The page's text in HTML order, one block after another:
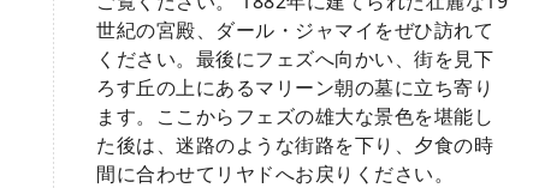
世紀の宮殿、ダール・ジャマイをぜひ訪れて
ください。最後にフェズへ向かい、街を見下
ろす丘の上にあるマリーン朝の墓に立ち寄り
ます。ここからフェズの雄大な景色を堪能し
た後は、迷路のような街路を下り、夕食の時
間に合わせてリヤドへお戻りください。